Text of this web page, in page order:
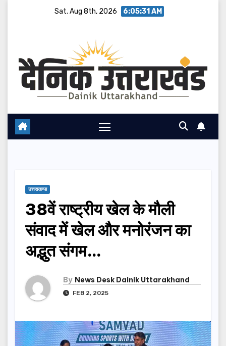
Sat. Aug 8th, 2026 6:05:32 AM
उत्तराखण्ड
38वें राष्ट्रीय खेल के मौली
संवाद में खेल और मनोरंजन का
अद्भुत संगम…
By News Desk Dainik Uttarakhand
FEB 2, 2025